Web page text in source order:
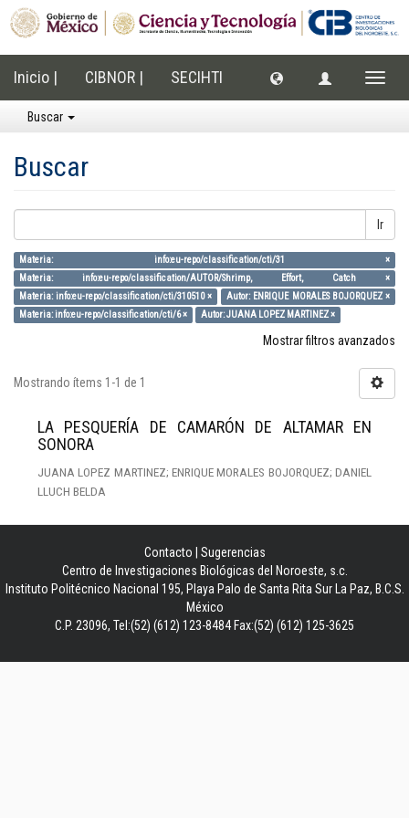
Inicio | CIBNOR | SECIHTI
Buscar
Buscar
Ir
Materia: info:eu-repo/classification/cti/31 ×
Materia: info:eu-repo/classification/AUTOR/Shrimp, Effort, Catch ×
Materia: info:eu-repo/classification/cti/310510 ×
Autor: ENRIQUE MORALES BOJORQUEZ ×
Materia: info:eu-repo/classification/cti/6 ×
Autor: JUANA LOPEZ MARTINEZ ×
Mostrar filtros avanzados
Mostrando ítems 1-1 de 1
LA PESQUERÍA DE CAMARÓN DE ALTAMAR EN
SONORA
JUANA LOPEZ MARTINEZ; ENRIQUE MORALES BOJORQUEZ; DANIEL
LLUCH BELDA
Contacto
Sugerencias
Centro de Investigaciones Biológicas del Noroeste, s.c.
Instituto Politécnico Nacional 195, Playa Palo de Santa Rita Sur La Paz, B.C.S.
México
C.P. 23096, Tel:(52) (612) 123-8484 Fax:(52) (612) 125-3625